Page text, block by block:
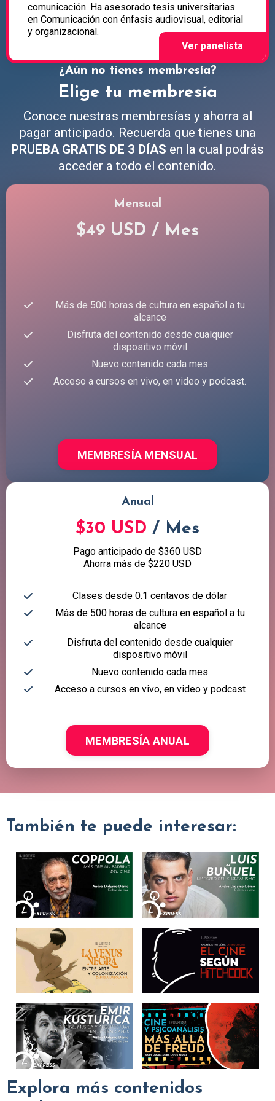
comunicación. Ha asesorado tesis universitarias
en Comunicación con énfasis audiovisual, editorial
y organizacional.
¿Aún no tienes membresía?
Elige tu membresía
Conoce nuestras membresías y ahorra al
pagar anticipado. Recuerda que tienes una
PRUEBA GRATIS DE 3 DÍAS en la cual podrás
acceder a todo el contenido.
Mensual
$49 USD / Mes
Más de 500 horas de cultura en español a tu
alcance
Disfruta del contenido desde cualquier
dispositivo móvil
Nuevo contenido cada mes
Acceso a cursos en vivo, en video y podcast.
MEMBRESÍA MENSUAL
Anual
$30 USD / Mes
Pago anticipado de $360 USD
Ahorra más de $220 USD
Clases desde 0.1 centavos de dólar
Más de 500 horas de cultura en español a tu
alcance
Disfruta del contenido desde cualquier
dispositivo móvil
Nuevo contenido cada mes
Acceso a cursos en vivo, en video y podcast
MEMBRESÍA ANUAL
También te puede interesar:
Explora más contenidos